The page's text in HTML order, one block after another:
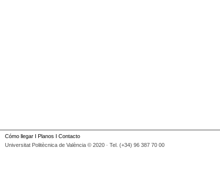
Cómo llegar I Planos I Contacto
Universitat Politècnica de València © 2020 · Tel. (+34) 96 387 70 00